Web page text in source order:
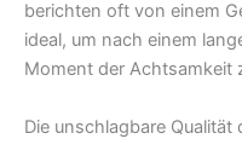
berichten oft von einem
ideal, um nach einem
Moment der Achtsamkeit
Die unschlagbare